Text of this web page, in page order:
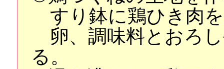
すり鉢に鶏ひき肉
卵、調味料とおろ
る。